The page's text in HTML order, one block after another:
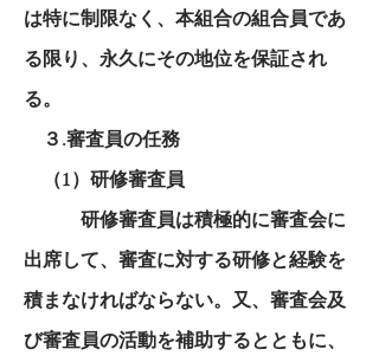
は特に制限なく、本組合の組合員であ
る限り、永久にその地位を保証され
る。
３.審査員の任務
（1）研修審査員
研修審査員は積極的に審査会に
出席して、審査に対する研修と経験を
積まなければならない。又、審査会及
び審査員の活動を補助するとともに、